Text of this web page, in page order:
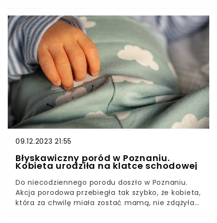
się, że Kaśka jest w ciąży, a Agnieszka karmi "tego
małego" piersią, no i co teraz?Czy zrobić jakąś
inną kapustę? Z czego zrobić farsz do pierogów?
No i jeszcze makowce... Czy ciężarna, albo mama
karmiąca to faktycznie kłopot dla rodziny, która
przygotowuje wigilijną wieczerzę?
09.12.2023 21:55
Błyskawiczny poród w Poznaniu.
Kobieta urodziła na klatce schodowej
Do niecodziennego porodu doszło w Poznaniu.
Akcja porodowa przebiegła tak szybko, że kobieta,
która za chwilę miała zostać mamą, nie zdążyła